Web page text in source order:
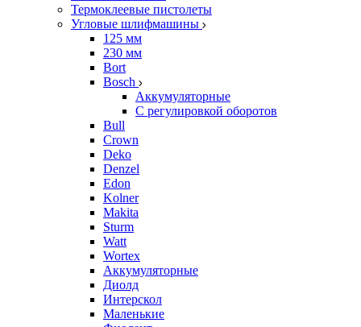
Термоклеевые пистолеты
Угловые шлифмашины
125 мм
230 мм
Bort
Bosch
Аккумуляторные
С регулировкой оборотов
Bull
Crown
Deko
Denzel
Edon
Kolner
Makita
Sturm
Watt
Wortex
Аккумуляторные
Диолд
Интерскол
Маленькие